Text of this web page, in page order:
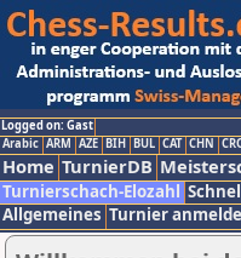
Logged on: Gast
Arabic ARM AZE BIH BUL CAT CHN
Home TurnierDB
Turnierschach-Elozahl
Allgemeines Turnier